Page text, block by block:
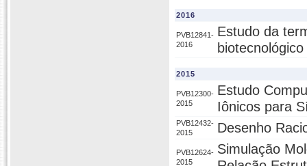
2016
PVB12841-
2016
Estudo da
2015
PVB12300-
2015
Estudo
Iônicos para
PVB12432-
2015
Desenho
PVB12624-
2015
Simulação